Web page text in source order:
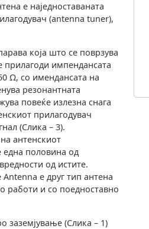
е наједноставаната
(antenna tuner),
која што се поврзува
прилагоди импендансата
Ω, со имендансата на
резонантната
повеќе излезна снага
прилагодувач
(Слика – 3).
антенскиот
една половина од
од истите.
е друг тип антена
работи и со поедноставно
заземјување (Слика – 1)